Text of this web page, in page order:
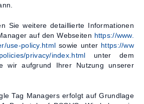
Sie weitere detaillierte Informationen
auf den Webseiten https://www.
use-policy.html sowie unter https://ww
privacy/index.html unter dem
wir aufgrund Ihrer Nutzung unserer
Tag Managers erfolgt auf Grundlage